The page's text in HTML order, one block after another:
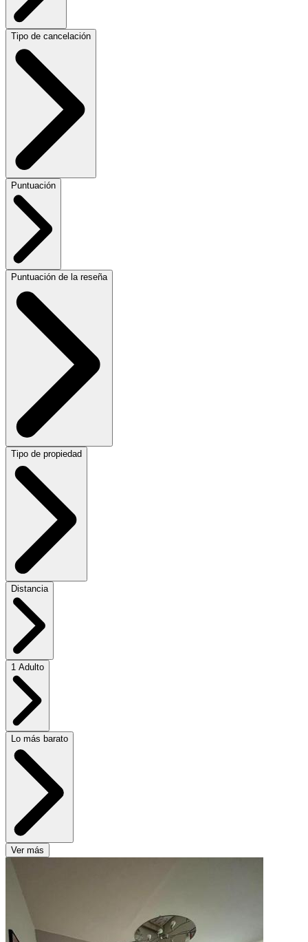
Tipo de cancelación
Puntuación
Puntuación de la reseña
Tipo de propiedad
Distancia
1 Adulto
Lo más barato
Ver más